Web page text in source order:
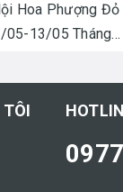
Hoa Phượng Đỏ
13/05 Tháng...
TÔI